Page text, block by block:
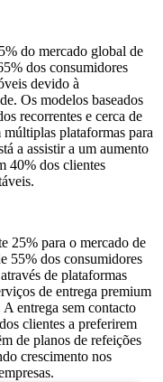
do mercado global de
dos consumidores
devido à
Os modelos baseados
recorrentes e cerca de
plataformas para
a assistir a um aumento
40% dos clientes
25% para o mercado de
55% dos consumidores
de plataformas
de entrega premium
entrega sem contacto
clientes a preferirem
de planos de refeições
crescimento nos